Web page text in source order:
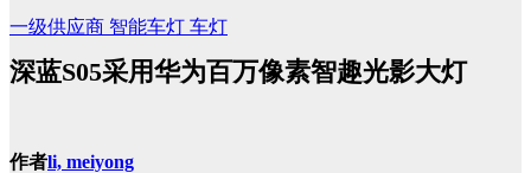
一级供应商 智能车灯 车灯
深蓝S05采用华为百万像素智趣光影大灯
作者li, meiyong